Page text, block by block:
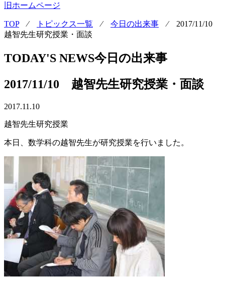
旧ホームページ
TOP⁄ トピックス一覧 ⁄ 今日の出来事 ⁄ 2017/11/10
越智先生研究授業・面談
TODAY'S NEWS今日の出来事
2017/11/10 越智先生研究授業・面談
2017.11.10
越智先生研究授業
本日、数学科の越智先生が研究授業を行いました。